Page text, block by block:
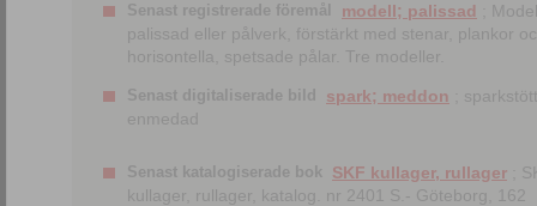
Senast registrerade föremål modell; palissad
;
palissad eller pålverk, förstärkt med stenar, plankor
horisontella, spetsade pålar. Tre modeller.
Senast digitaliserade bild spark; meddon ;
enmedad
Senast katalogiserade bok SKF kullager, rullager ;
kullager, rullager, katalog. nr 2401 S.- Göteborg, 162